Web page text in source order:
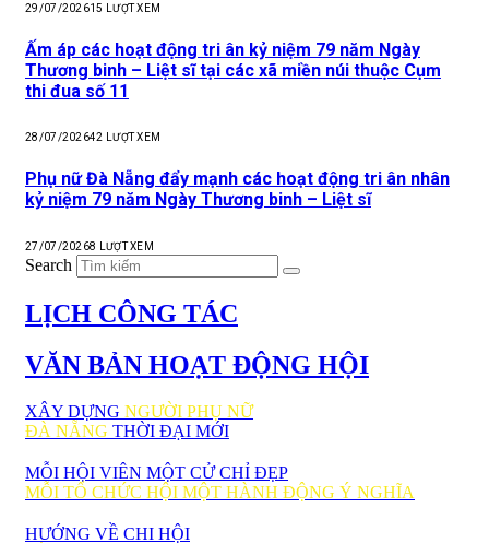
29/07/202615 LƯỢT XEM
Ấm áp các hoạt động tri ân kỷ niệm 79 năm Ngày
Thương binh – Liệt sĩ tại các xã miền núi thuộc Cụm
thi đua số 11
28/07/202642 LƯỢT XEM
Phụ nữ Đà Nẵng đẩy mạnh các hoạt động tri ân nhân
kỷ niệm 79 năm Ngày Thương binh – Liệt sĩ
27/07/20268 LƯỢT XEM
Search
LỊCH CÔNG TÁC
VĂN BẢN HOẠT ĐỘNG HỘI
XÂY DỰNG NGƯỜI PHỤ NỮ
ĐÀ NẴNG THỜI ĐẠI MỚI
MỖI HỘI VIÊN MỘT CỬ CHỈ ĐẸP
MỖI TỔ CHỨC HỘI MỘT HÀNH ĐỘNG Ý NGHĨA
HƯỚNG VỀ CHI HỘI